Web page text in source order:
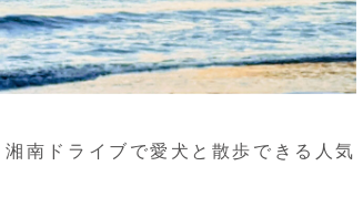
南ドライブで愛犬と散歩できる人気